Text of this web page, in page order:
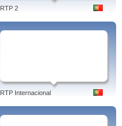
RTP 2
RTP Internacional